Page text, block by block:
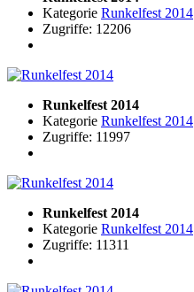
Kategorie Runkelfest 2014
Zugriffe: 12206
Runkelfest 2014
Kategorie Runkelfest 2014
Zugriffe: 11997
Runkelfest 2014
Kategorie Runkelfest 2014
Zugriffe: 11311